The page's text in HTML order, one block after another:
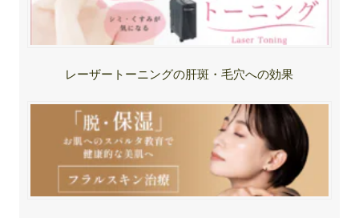
レーザートーニングの肝斑・毛穴への効果